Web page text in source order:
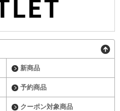
新商品
予約商品
クーポン対象商品